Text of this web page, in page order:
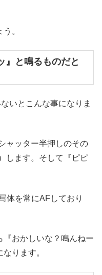
。
』と鳴るものだと
いとこんな事になりま
ャッター半押しのその
します。そして『ピピ
体を常にAFしており
『おかしいな？鳴んねー
ります。